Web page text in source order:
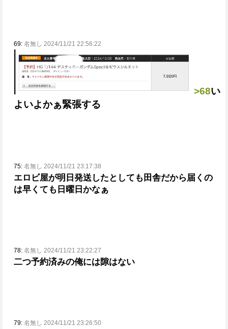
69: 名無し 2024/11/21 22:56:22
>68い
よいよかぁ緊張する
75: 名無し 2024/11/21 23:17:38
エロビ屋が明日発送したとしても田舎だから届くの
は早くても日曜日かなぁ
78: 名無し 2024/11/21 23:22:27
二つ予約済みの俺には隙はない
79: 名無し 2024/11/21 23:26:50